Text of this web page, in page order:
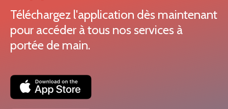
Téléchargez l'application dès maintenant
pour accéder à tous nos services à
portée de main.